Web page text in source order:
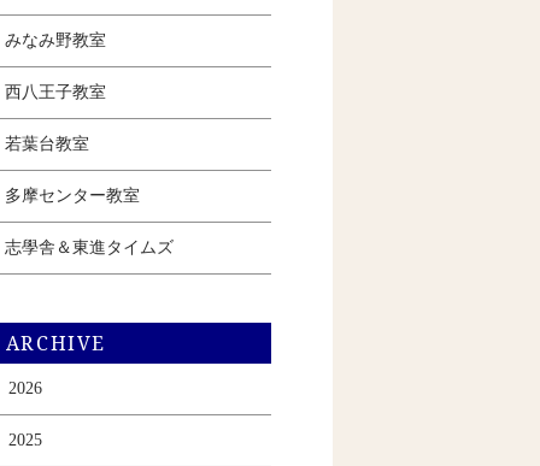
みなみ野教室
西八王子教室
若葉台教室
多摩センター教室
志學舎＆東進タイムズ
ARCHIVE
2026
2025